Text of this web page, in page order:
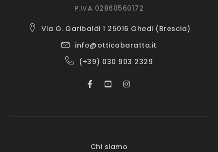
P.IVA 02860560172
Via G. Garibaldi 1 25016 Ghedi (Brescia)
info@otticabaratta.it
(+39) 030 903 2329
Chi siamo